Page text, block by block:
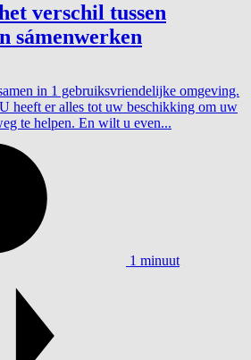
verschil tussen
sámenwerken
in 1 gebruiksvriendelijke omgeving.
heeft er alles tot uw beschikking om uw
te helpen. En wilt u even...
1 minuut